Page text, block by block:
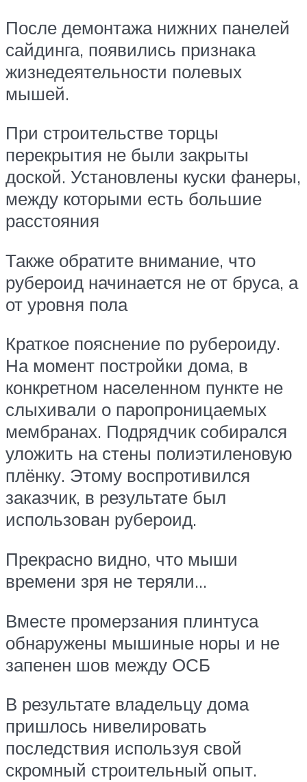
После демонтажа нижних панелей
сайдинга, появились признака
жизнедеятельности полевых
мышей.
При строительстве торцы
перекрытия не были закрыты
доской. Установлены куски фанеры,
между которыми есть большие
расстояния
Также обратите внимание, что
рубероид начинается не от бруса, а
от уровня пола
Краткое пояснение по рубероиду.
На момент постройки дома, в
конкретном населенном пункте не
слыхивали о паропроницаемых
мембранах. Подрядчик собирался
уложить на стены полиэтиленовую
плёнку. Этому воспротивился
заказчик, в результате был
использован рубероид.
Прекрасно видно, что мыши
времени зря не теряли…
Вместе промерзания плинтуса
обнаружены мышиные норы и не
запенен шов между ОСБ
В результате владельцу дома
пришлось нивелировать
последствия используя свой
скромный строительный опыт.